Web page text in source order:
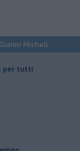
Micheli
per tutti